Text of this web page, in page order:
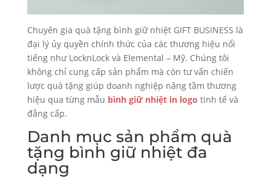
Chuyên gia quà tặng bình giữ nhiệt GIFT BUSINESS là
đại lý ủy quyền chính thức của các thương hiệu nổi
tiếng như LocknLock và Elemental – Mỹ. Chúng tôi
không chỉ cung cấp sản phẩm mà còn tư vấn chiến
lược quà tặng giúp doanh nghiệp nâng tầm thương
hiệu qua từng mẫu bình giữ nhiệt in logo tinh tế và
đẳng cấp.
Danh mục sản phẩm quà
tặng bình giữ nhiệt đa
dạng